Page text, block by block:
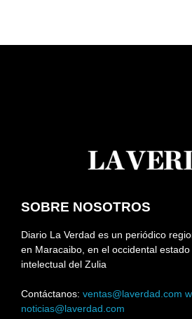
SOBRE NOSOTROS
Diario La Verdad es un periódico
en Maracaibo, en el occidental
intelectual del Zulia
Contáctanos: ventas@laverdad.com
noticias@laverdad.com